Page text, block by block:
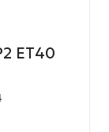
ET40